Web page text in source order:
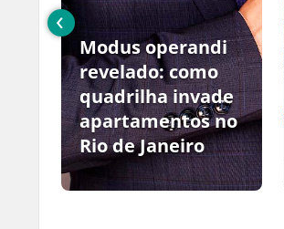
Modus operandi
revelado: como
quadrilha invade
apartamentos no
Rio de Janeiro
‹